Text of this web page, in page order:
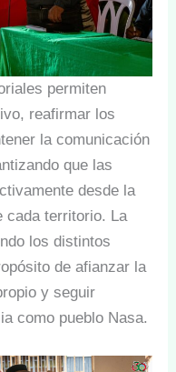
permiten
reafirmar los
la comunicación
que las
desde la
cada territorio. La
los distintos
de afianzar la
y seguir
como pueblo Nasa.